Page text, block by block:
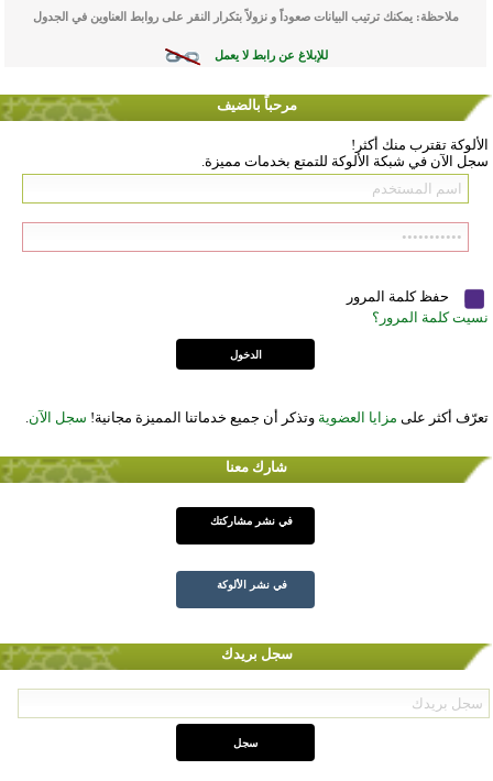
ملاحظة: يمكنك ترتيب البيانات صعوداً و نزولاً بتكرار النقر على روابط العناوين في الجدول
للإبلاغ عن رابط لا يعمل
مرحباً بالضيف
الألوكة تقترب منك أكثر!
سجل الآن في شبكة الألوكة للتمتع بخدمات مميزة.
حفظ كلمة المرور
نسيت كلمة المرور؟
تعرّف أكثر على مزايا العضوية وتذكر أن جميع خدماتنا المميزة مجانية! سجل الآن.
شارك معنا
في نشر مشاركتك
في نشر الألوكة
سجل بريدك